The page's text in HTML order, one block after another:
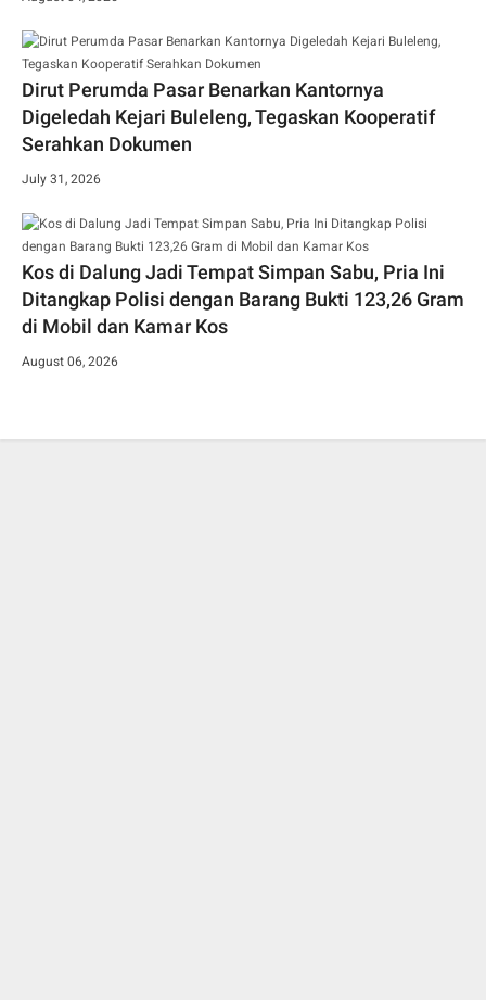
Dirut Perumda Pasar Benarkan Kantornya
Digeledah Kejari Buleleng, Tegaskan Kooperatif
Serahkan Dokumen
July 31, 2026
Kos di Dalung Jadi Tempat Simpan Sabu, Pria Ini
Ditangkap Polisi dengan Barang Bukti 123,26 Gram
di Mobil dan Kamar Kos
August 06, 2026